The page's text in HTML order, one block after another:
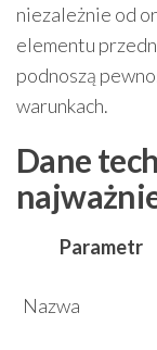
niezależnie od
elementu
podnoszą
warunkach.
Dane
Parametr
Nazwa